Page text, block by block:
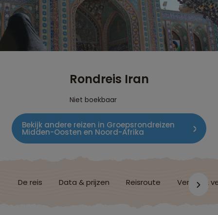
Rondreis Iran
Niet boekbaar
Bekijk andere reizen in Groepsrondreizen
Midden-Oosten en Noord-Afrika
De reis Data & prijzen Reisroute Verblijf &